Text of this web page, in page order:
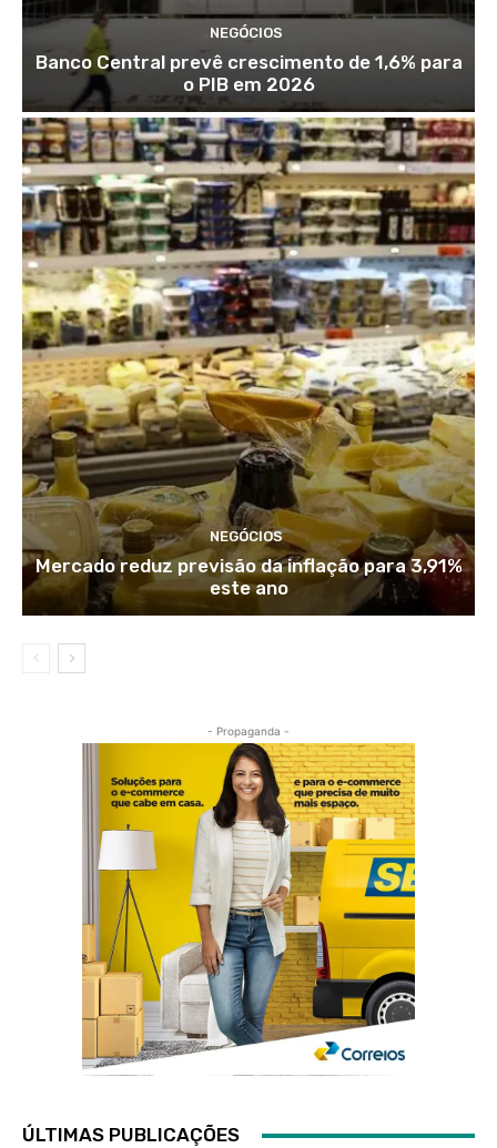
NEGÓCIOS
Banco Central prevê crescimento de 1,6% para
o PIB em 2026
NEGÓCIOS
Mercado reduz previsão da inflação para 3,91%
este ano
- Propaganda -
ÚLTIMAS PUBLICAÇÕES